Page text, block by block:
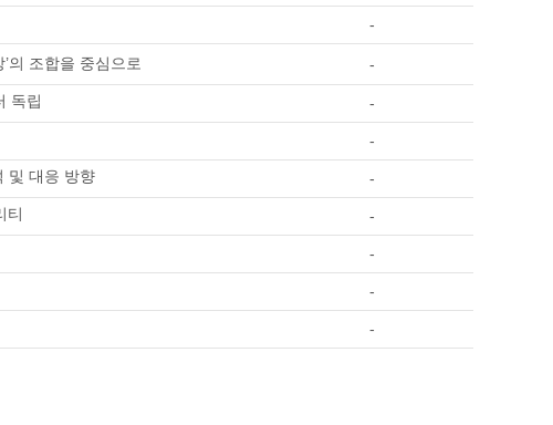
-
의 조합을 중심으로 -
독립 -
-
및 대응 방향 -
티 -
-
-
-